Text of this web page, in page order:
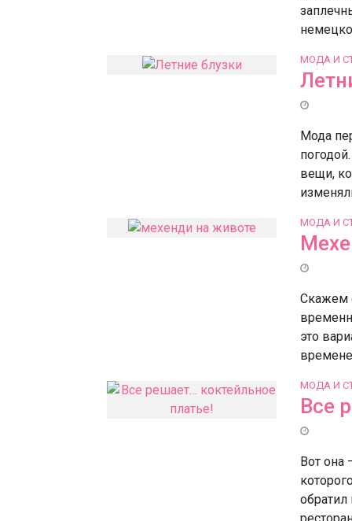
МОДА И
Мода
вещи,
МОДА И
Скажем
это
МОДА И
Все
Вот она